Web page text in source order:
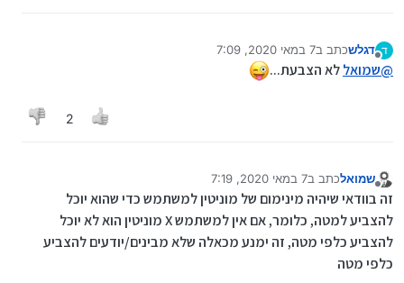
ד דגלשכתב ב7 במאי 2020, 7:09
נערך לאחרונה על ידי
@שמואללא הצבעת...
2
שמואלכתב ב7 במאי 2020, 7:19
נערך לאחרונה על ידי
זה בוודאי שיהיה מינימום של מוניטין למשתמש כדי שהוא יוכל
להצביע למטה, כלומר, אם אין למשתמש X מוניטין הוא לא יוכל
להצביע כלפי מטה, זה ימנע מכאלה שלא מבינים/יודעים להצביע
כלפי מטה